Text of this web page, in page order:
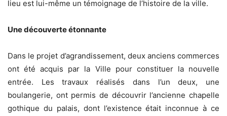
lieu est lui-même un témoignage de l’histoire de la ville.
Une découverte étonnante
Dans le projet d’agrandissement, deux anciens commerces
ont été acquis par la Ville pour constituer la nouvelle
entrée. Les travaux réalisés dans l’un deux, une
boulangerie, ont permis de découvrir l’ancienne chapelle
gothique du palais, dont l’existence était inconnue à ce